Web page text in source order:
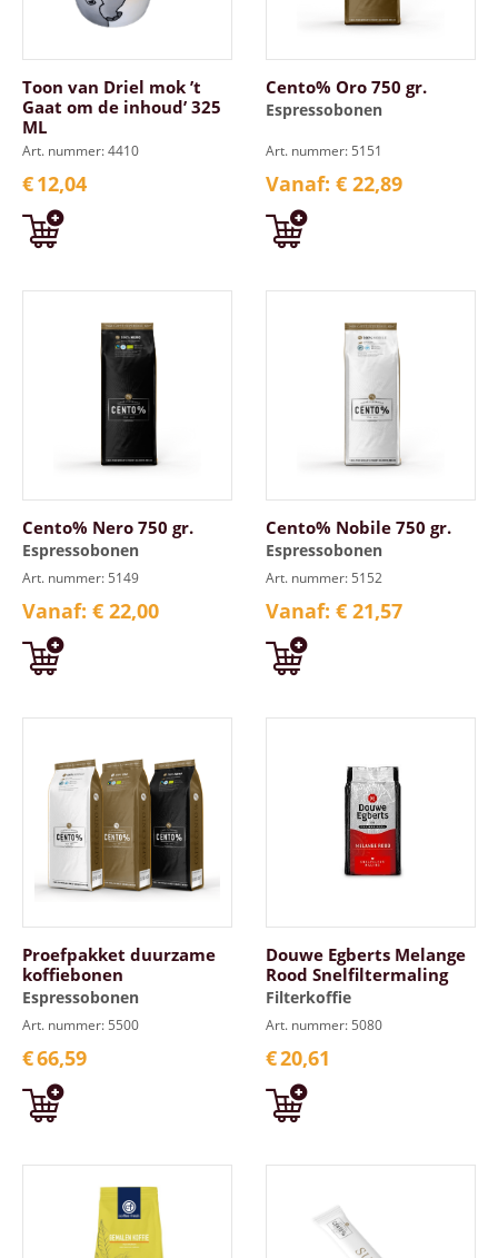
Toon van Driel mok ’t
Gaat om de inhoud’ 325
ML
Art. nummer: 4410
€12,04
Cento% Oro 750 gr.
Espressobonen
Art. nummer: 5151
Vanaf: € 22,89
Cento% Nero 750 gr.
Espressobonen
Art. nummer: 5149
Vanaf: € 22,00
Cento% Nobile 750 gr.
Espressobonen
Art. nummer: 5152
Vanaf: € 21,57
Proefpakket duurzame
koffiebonen
Espressobonen
Art. nummer: 5500
€66,59
Douwe Egberts Melange
Rood Snelfiltermaling
Filterkoffie
Art. nummer: 5080
€20,61